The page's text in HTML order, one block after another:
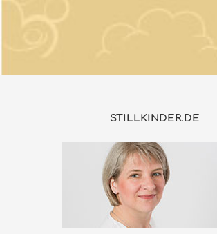
STILLKINDER.DE